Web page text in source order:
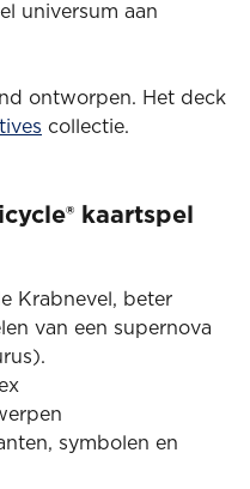
universum aan
ontworpen. Het deck
collectie.
kaartspel
Krabnevel, beter
van een supernova
symbolen en